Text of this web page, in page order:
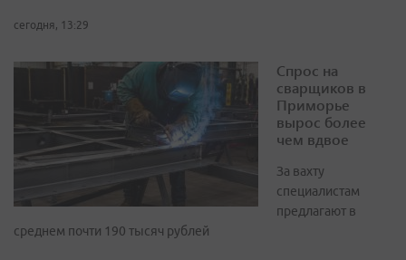
сегодня, 13:29
Спрос на
сварщиков в
Приморье
вырос более
чем вдвое
За вахту
специалистам
предлагают в
среднем почти 190 тысяч рублей